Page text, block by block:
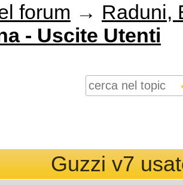
forum → Raduni,
- Uscite Utenti
Guzzi v7